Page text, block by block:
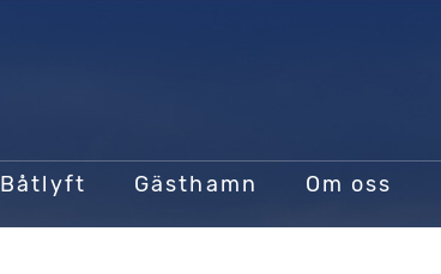
Båtlyft Gästhamn Om oss